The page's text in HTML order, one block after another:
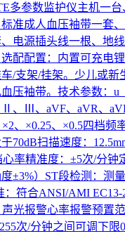
多参数监护仪主机一
准成人血压袖带一套
电源插头线一根、地
配配置：内置可充电
/支架/挂架。少儿或新
压袖带。技术参数：u
、Ⅲ、aVF、aVR、
、×0.25、×0.5四档频
70dB扫描速度：
率精准度：±5次/分钟
±3%）ST段检测：测
：符合ANSI/AMI EC13-
光报警心率报警预置
次/分钟之间可调下限